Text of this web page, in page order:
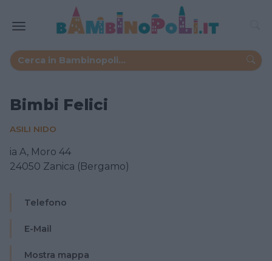
Bimbi Felici
ASILI NIDO
ia A, Moro 44
24050 Zanica (Bergamo)
Telefono
E-Mail
Mostra mappa